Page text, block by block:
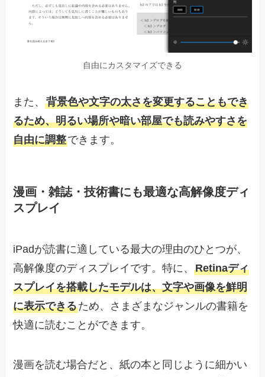
自由にカスタマイズできる
また、背景色や文字の太さを変更することもでき
るため、明るい場所や暗い部屋でも読みやすさを
自由に調整できます。
漫画・雑誌・技術書にも最適な高解像度ディ
スプレイ
iPadが読書に適している最大の理由のひとつが、
高解像度のディスプレイです。特に、Retinaディ
スプレイを搭載したモデルは、文字や画像を鮮明
に表示できるため、さまざまなジャンルの書籍を
快適に読むことができます。
漫画を読む場合だと、紙の本と同じように細かい